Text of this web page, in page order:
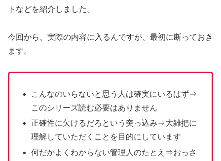
トなどを紹介しました。
今回から、実際の内容に入るんですが、最初に断っておき
ます。
こんなのいらないと思う人は確実にいるはず⇒
このシリーズ読む必要はありません
正確性に欠けるだろという突っ込み⇒大雑把に
理解していただくことを目的にしています
何だかよくわからない管理人のたとえ⇒おっさ